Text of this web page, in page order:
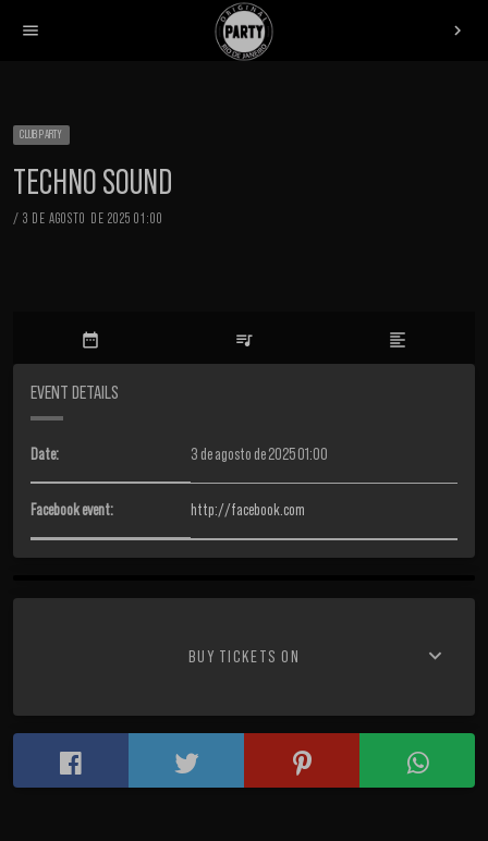
menu chevron_right
CLUB PARTY
TECHNO SOUND
/ 3 DE AGOSTO DE 2025 01:00
date_range queue_music format_align_left
EVENT DETAILS
Date: 3 de agosto de 2025 01:00
Facebook event: http://facebook.com
BUY TICKETS ON keyboard_arrow_down